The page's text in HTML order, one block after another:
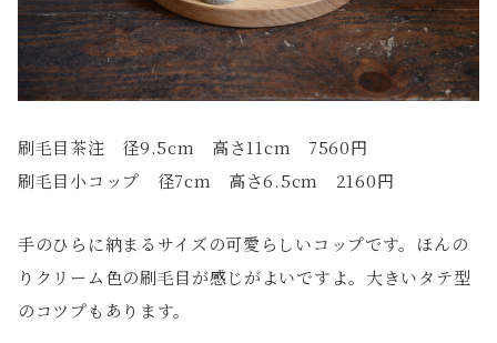
刷毛目茶注 径9.5cm 高さ11cm 7560円
刷毛目小コップ 径7cm 高さ6.5cm 2160円
手のひらに納まるサイズの可愛らしいコップです。ほんの
りクリーム色の刷毛目が感じがよいですよ。大きいタテ型
のコツプもあります。